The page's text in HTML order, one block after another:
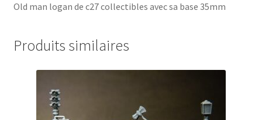
Old man logan de c27 collectibles avec sa base 35mm
Produits similaires